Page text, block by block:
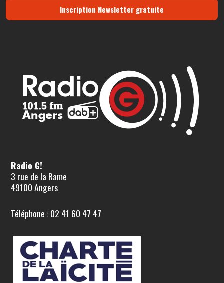
Inscription Newsletter gratuite
Radio G!
3 rue de la Rame
49100 Angers
Téléphone : 02 41 60 47 47